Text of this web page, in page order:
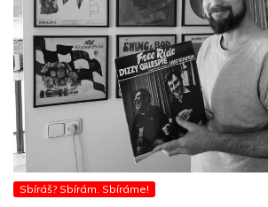
Sbíráš? Sbírám. Sbíráme!